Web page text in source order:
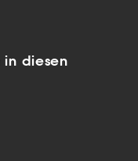
in diesen